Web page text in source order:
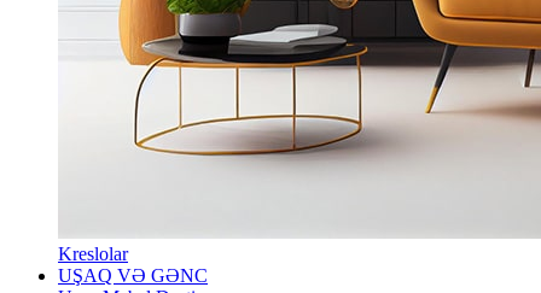
Kreslolar
UŞAQ VƏ GƏNC